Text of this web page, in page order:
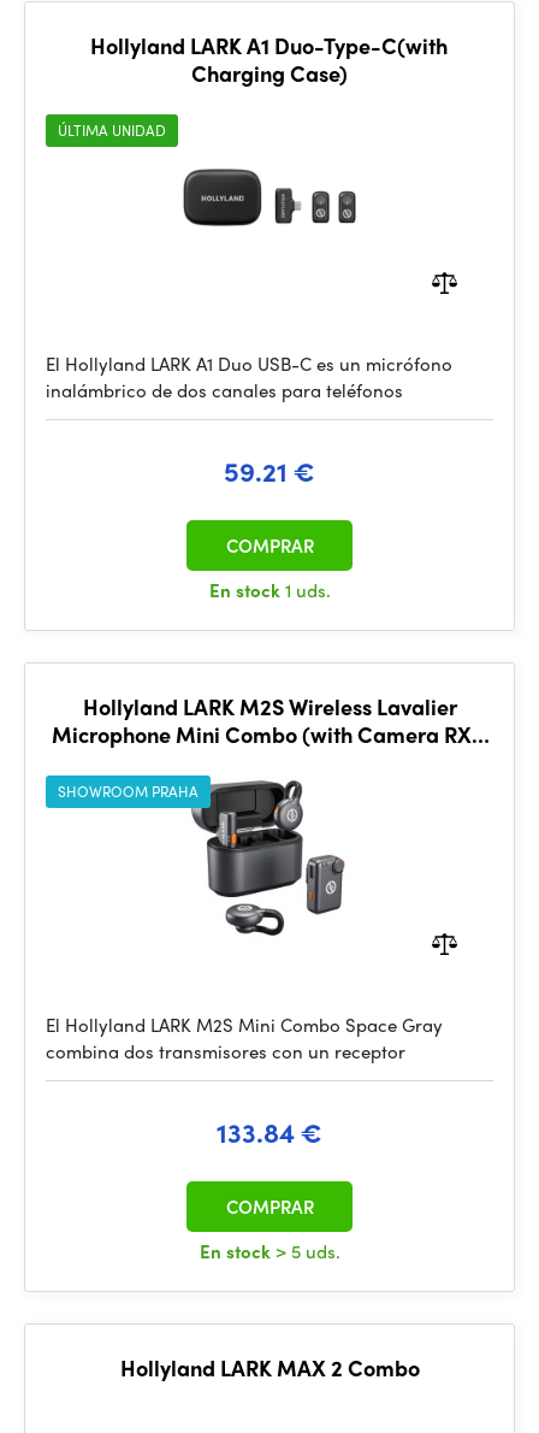
Hollyland LARK A1 Duo-Type-C(with
Charging Case)
ÚLTIMA UNIDAD
El Hollyland LARK A1 Duo USB-C es un micrófono
inalámbrico de dos canales para teléfonos
59.21 €
En stock1 uds.
COMPRAR
Hollyland LARK M2S Wireless Lavalier
Microphone Mini Combo (with Camera RX +
SHOWROOM PRAHA
El Hollyland LARK M2S Mini Combo Space Gray
combina dos transmisores con un receptor
133.84 €
En stock > 5 uds.
COMPRAR
Hollyland LARK MAX 2 Combo